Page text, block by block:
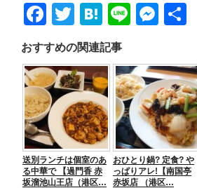
F
a
c
e
b
o
o
k
T
wi
tt
er
H
at
e
n
a
Li
e
M
ss
e
n
g
er
おすすめの関連記事
送別ランチは個室のあ
る中華で 【過門香 赤
坂溜池山王店（港区…
おひとり鍋? 定食? や
っぱりアレ!【南国亭
赤坂店 （港区…